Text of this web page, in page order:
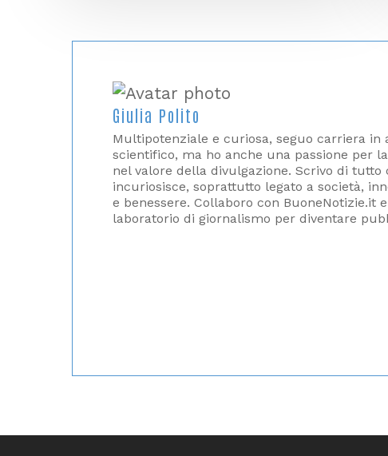
Giulia Polito
Multipotenziale e curiosa, seguo carriera in
scientifico, ma ho anche una passione per
nel valore della divulgazione. Scrivo di tutto
incuriosisce, soprattutto legato a società,
e benessere. Collaboro con BuoneNotizie.it
laboratorio di giornalismo per diventare